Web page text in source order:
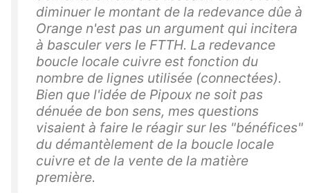
diminuer le montant de la redevance dûe à
Orange n'est pas un argument qui incitera
à basculer vers le FTTH. La redevance
boucle locale cuivre est fonction du
nombre de lignes utilisée (connectées).
Bien que l'idée de Pipoux ne soit pas
dénuée de bon sens, mes questions
visaient à faire le réagir sur les "bénéfices"
du démantèlement de la boucle locale
cuivre et de la vente de la matière
première.